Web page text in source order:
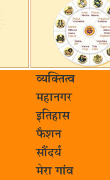
व्यक्तित्व
महानगर
इतिहास
फैशन
सौंदर्य
मेरा गांव